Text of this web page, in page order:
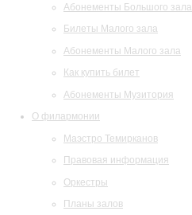
Абонементы Большого зала
Билеты Малого зала
Абонементы Малого зала
Как купить билет
Абонементы Музитория
О филармонии
Маэстро Темирканов
Правовая информация
Оркестры
Планы залов